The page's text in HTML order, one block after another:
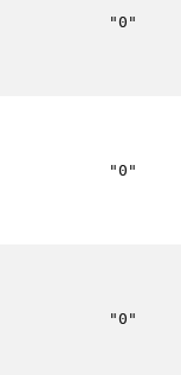
"0"
"0"
"0"